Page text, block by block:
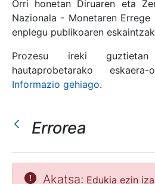
Erakutsi/Ezkutatu
Orri honetan Diruaren eta
Nazionala - Monetaren Errege
enplegu publikoaren
Prozesu ireki
hautaprobetarako
Informazio gehiago.
Errorea
Akatsa: Edukia ezin